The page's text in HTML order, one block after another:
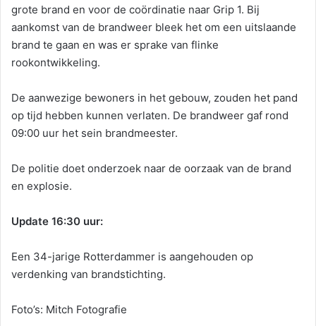
grote brand en voor de coördinatie naar Grip 1. Bij
aankomst van de brandweer bleek het om een uitslaande
brand te gaan en was er sprake van flinke
rookontwikkeling.
De aanwezige bewoners in het gebouw, zouden het pand
op tijd hebben kunnen verlaten. De brandweer gaf rond
09:00 uur het sein brandmeester.
De politie doet onderzoek naar de oorzaak van de brand
en explosie.
Update 16:30 uur:
Een 34-jarige Rotterdammer is aangehouden op
verdenking van brandstichting.
Foto’s: Mitch Fotografie